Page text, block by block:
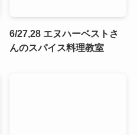
6/27,28 エヌハーベストさ
んのスパイス料理教室